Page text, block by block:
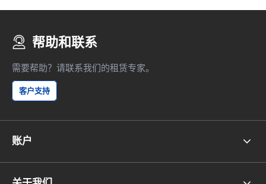
帮助和联系
需要帮助？请联系我们的租赁专家。
客户支持
账户